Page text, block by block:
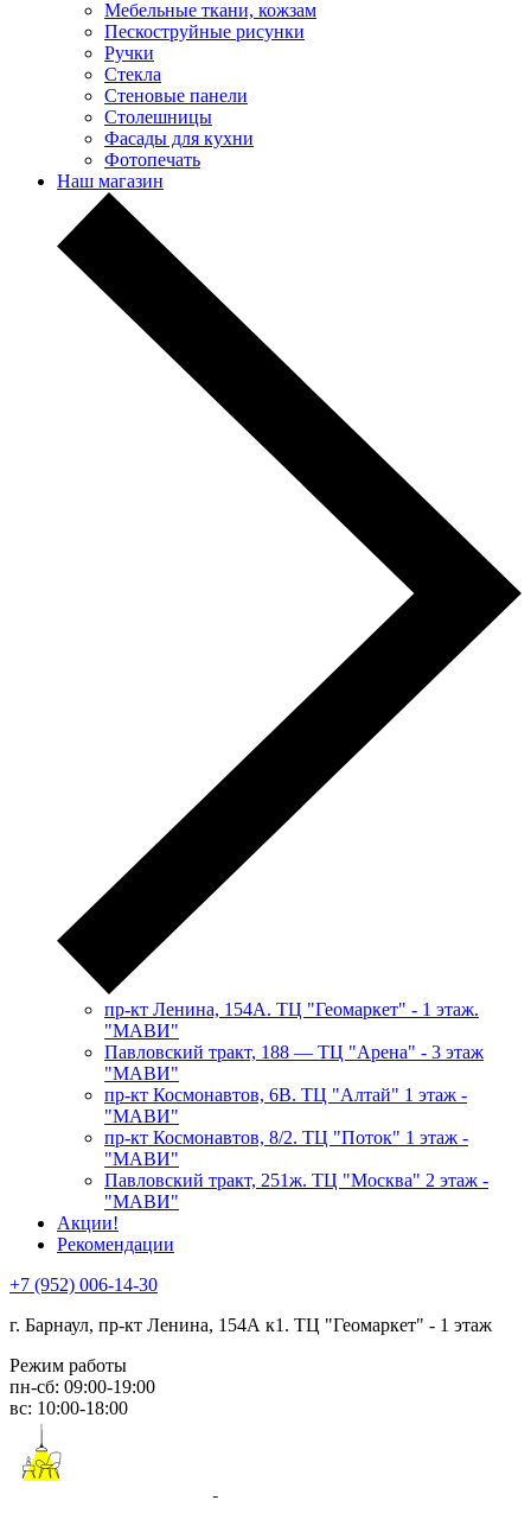
Мебельные ткани, кожзам
Пескоструйные рисунки
Ручки
Стекла
Стеновые панели
Столешницы
Фасады для кухни
Фотопечать
Наш магазин
пр-кт Ленина, 154А. ТЦ "Геомаркет" - 1 этаж.
"МАВИ"
​Павловский тракт, 188 — ТЦ "Арена" - 3 этаж
"МАВИ"
пр-кт Космонавтов, 6В. ТЦ "Алтай" 1 этаж -
"МАВИ"
пр-кт Космонавтов, 8/2. ТЦ "Поток" 1 этаж -
"МАВИ"
Павловский тракт, 251ж. ТЦ "Москва" 2 этаж -
"МАВИ"
Акции!
Рекомендации
+7 (952) 006-14-30
г. Барнаул, пр-кт Ленина, 154А к1. ТЦ "Геомаркет" - 1 этаж
Режим работы
пн-сб: 09:00-19:00
вс: 10:00-18:00